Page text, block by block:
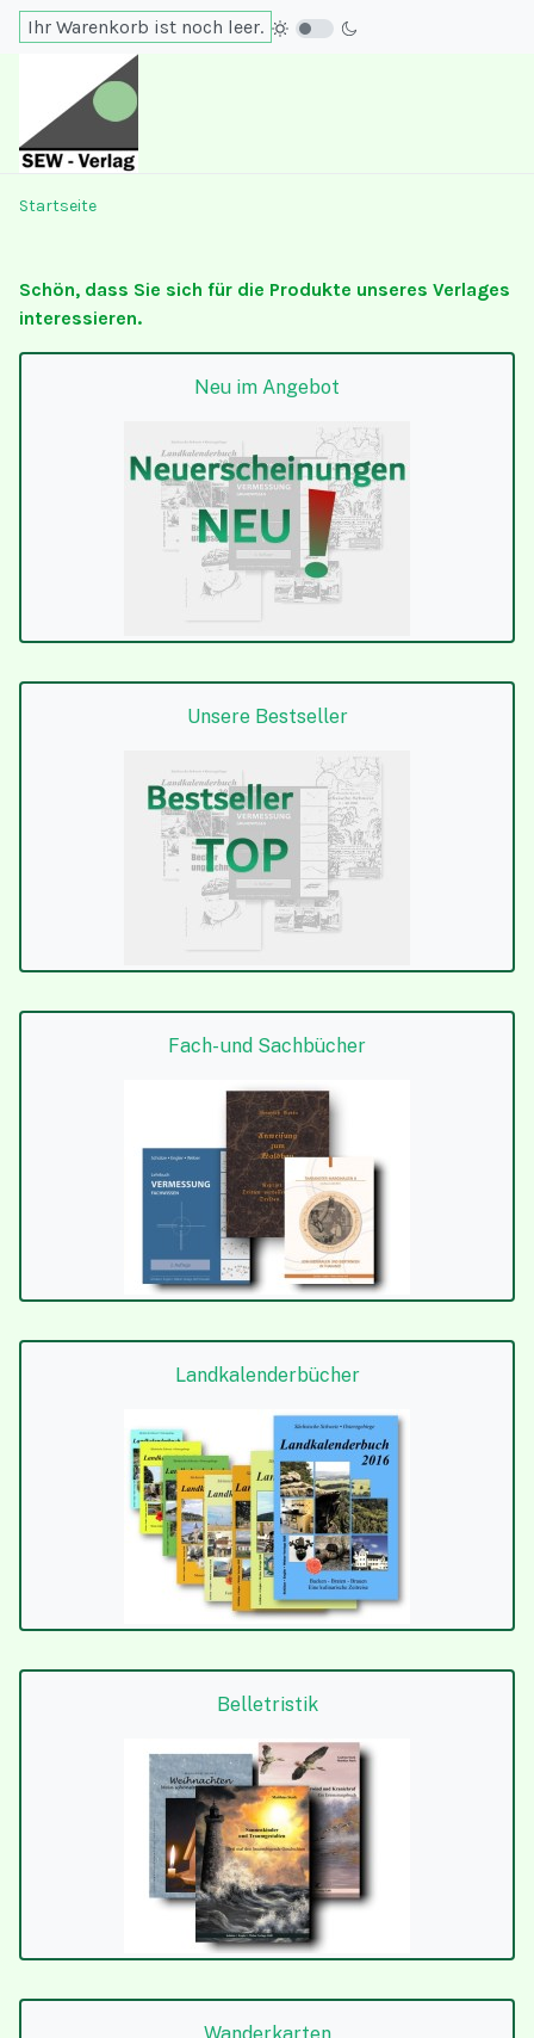
Ihr Warenkorb ist noch leer.
Startseite
Schön, dass Sie sich für die Produkte unseres Verlages
interessieren.
Neu im Angebot
Unsere Bestseller
Fach- und Sachbücher
Landkalender­bücher
Belletristik